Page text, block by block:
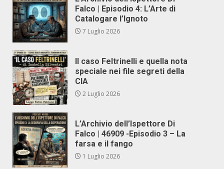
Falco | Episodio 4: L’Arte di
Catalogare l’Ignoto
7 Luglio 2026
Il caso Feltrinelli e quella nota
speciale nei file segreti della
CIA
2 Luglio 2026
L’Archivio dell’Ispettore Di
Falco | 46909 -Episodio 3 – La
farsa e il fango
1 Luglio 2026